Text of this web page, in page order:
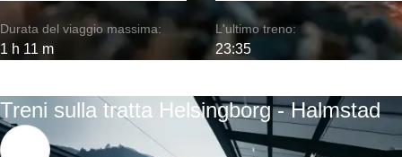
Durata del viaggio massima:
1 h 11 m
L'ultimo treno:
23:35
Treni sulla tratta Helsingborg - Halmstad